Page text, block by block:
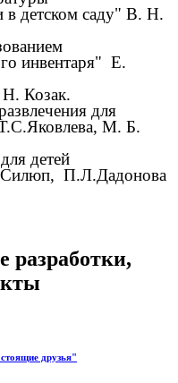
в детском саду" В. Н.
инвентаря" Е.
Н. Козак.
для
М. Б.
детей
Силюп, П.Л.Дадонова
разработки,
друзья"